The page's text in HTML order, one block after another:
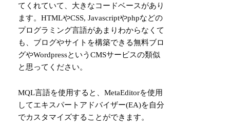
てくれていて、大きなコードベースがあり
ます。HTMLやCSS, Javascriptやphpなどの
プログラミング言語があまりわからなくて
も、ブログやサイトを構築できる無料ブロ
グやWordpressというCMSサービスの類似
と思ってください。
MQL言語を使用すると、MetaEditorを使用
してエキスパートアドバイザー(EA)を自分
でカスタマイズすることができます。